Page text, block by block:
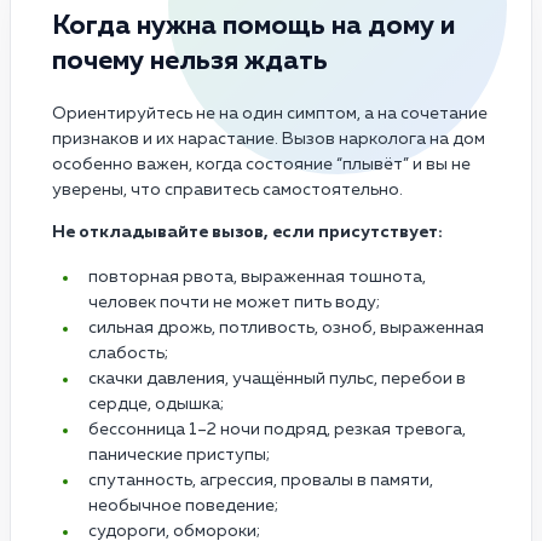
Когда нужна помощь на дому и
почему нельзя ждать
Ориентируйтесь не на один симптом, а на сочетание
признаков и их нарастание. Вызов нарколога на дом
особенно важен, когда состояние “плывёт” и вы не
уверены, что справитесь самостоятельно.
Не откладывайте вызов, если присутствует:
повторная рвота, выраженная тошнота,
человек почти не может пить воду;
сильная дрожь, потливость, озноб, выраженная
слабость;
скачки давления, учащённый пульс, перебои в
сердце, одышка;
бессонница 1–2 ночи подряд, резкая тревога,
панические приступы;
спутанность, агрессия, провалы в памяти,
необычное поведение;
судороги, обмороки;